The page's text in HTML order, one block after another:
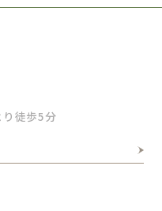
徒歩5分